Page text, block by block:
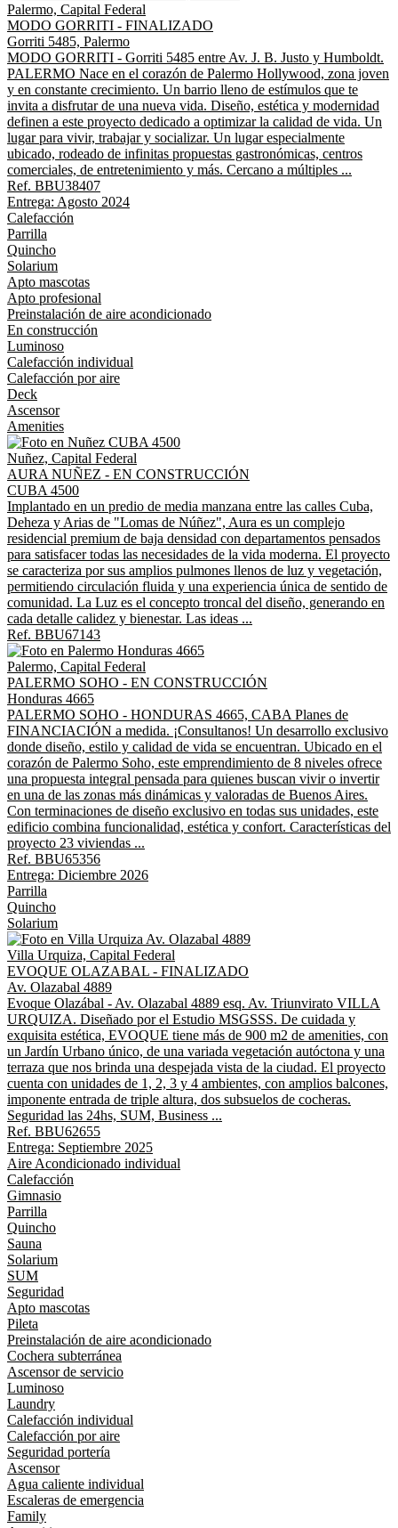
Palermo, Capital Federal
MODO GORRITI - FINALIZADO
Gorriti 5485, Palermo
MODO GORRITI - Gorriti 5485 entre Av. J. B. Justo y Humboldt.
PALERMO Nace en el corazón de Palermo Hollywood, zona joven
y en constante crecimiento. Un barrio lleno de estímulos que te
invita a disfrutar de una nueva vida. Diseño, estética y modernidad
definen a este proyecto dedicado a optimizar la calidad de vida. Un
lugar para vivir, trabajar y socializar. Un lugar especialmente
ubicado, rodeado de infinitas propuestas gastronómicas, centros
comerciales, de entretenimiento y más. Cercano a múltiples ...
Ref. BBU38407
Entrega: Agosto 2024
Calefacción
Parrilla
Quincho
Solarium
Apto mascotas
Apto profesional
Preinstalación de aire acondicionado
En construcción
Luminoso
Calefacción individual
Calefacción por aire
Deck
Ascensor
Amenities
Nuñez, Capital Federal
AURA NUÑEZ - EN CONSTRUCCIÓN
CUBA 4500
Implantado en un predio de media manzana entre las calles Cuba,
Deheza y Arias de "Lomas de Núñez", Aura es un complejo
residencial premium de baja densidad con departamentos pensados
para satisfacer todas las necesidades de la vida moderna. El proyecto
se caracteriza por sus amplios pulmones llenos de luz y vegetación,
permitiendo circulación fluida y una experiencia única de sentido de
comunidad. La Luz es el concepto troncal del diseño, generando en
cada detalle calidez y bienestar. Las ideas ...
Ref. BBU67143
Palermo, Capital Federal
PALERMO SOHO - EN CONSTRUCCIÓN
Honduras 4665
PALERMO SOHO - HONDURAS 4665, CABA Planes de
FINANCIACIÓN a medida. ¡Consultanos! Un desarrollo exclusivo
donde diseño, estilo y calidad de vida se encuentran. Ubicado en el
corazón de Palermo Soho, este emprendimiento de 8 niveles ofrece
una propuesta integral pensada para quienes buscan vivir o invertir
en una de las zonas más dinámicas y valoradas de Buenos Aires.
Con terminaciones de diseño exclusivo en todas sus unidades, este
edificio combina funcionalidad, estética y confort. Características del
proyecto 23 viviendas ...
Ref. BBU65356
Entrega: Diciembre 2026
Parrilla
Quincho
Solarium
Villa Urquiza, Capital Federal
EVOQUE OLAZABAL - FINALIZADO
Av. Olazabal 4889
Evoque Olazábal - Av. Olazabal 4889 esq. Av. Triunvirato VILLA
URQUIZA. Diseñado por el Estudio MSGSSS. De cuidada y
exquisita estética, EVOQUE tiene más de 900 m2 de amenities, con
un Jardín Urbano único, de una variada vegetación autóctona y una
terraza que nos brinda una despejada vista de la ciudad. El proyecto
cuenta con unidades de 1, 2, 3 y 4 ambientes, con amplios balcones,
imponente entrada de triple altura, dos subsuelos de cocheras.
Seguridad las 24hs, SUM, Business ...
Ref. BBU62655
Entrega: Septiembre 2025
Aire Acondicionado individual
Calefacción
Gimnasio
Parrilla
Quincho
Sauna
Solarium
SUM
Seguridad
Apto mascotas
Pileta
Preinstalación de aire acondicionado
Cochera subterránea
Ascensor de servicio
Luminoso
Laundry
Calefacción individual
Calefacción por aire
Seguridad portería
Ascensor
Agua caliente individual
Escaleras de emergencia
Family